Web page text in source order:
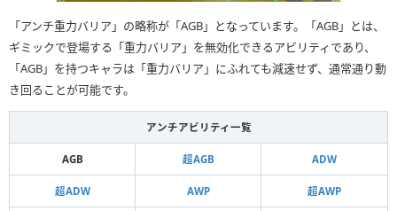
「アンチ重力バリア」の略称が「AGB」となっています。「AGB」とは、
ギミックで登場する「重力バリア」を無効化できるアビリティであり、
「AGB」を持つキャラは「重力バリア」にふれても減速せず、通常通り動
き回ることが可能です。
アンチアビリティ一覧
AGB 超AGB ADW
超ADW AWP 超AWP